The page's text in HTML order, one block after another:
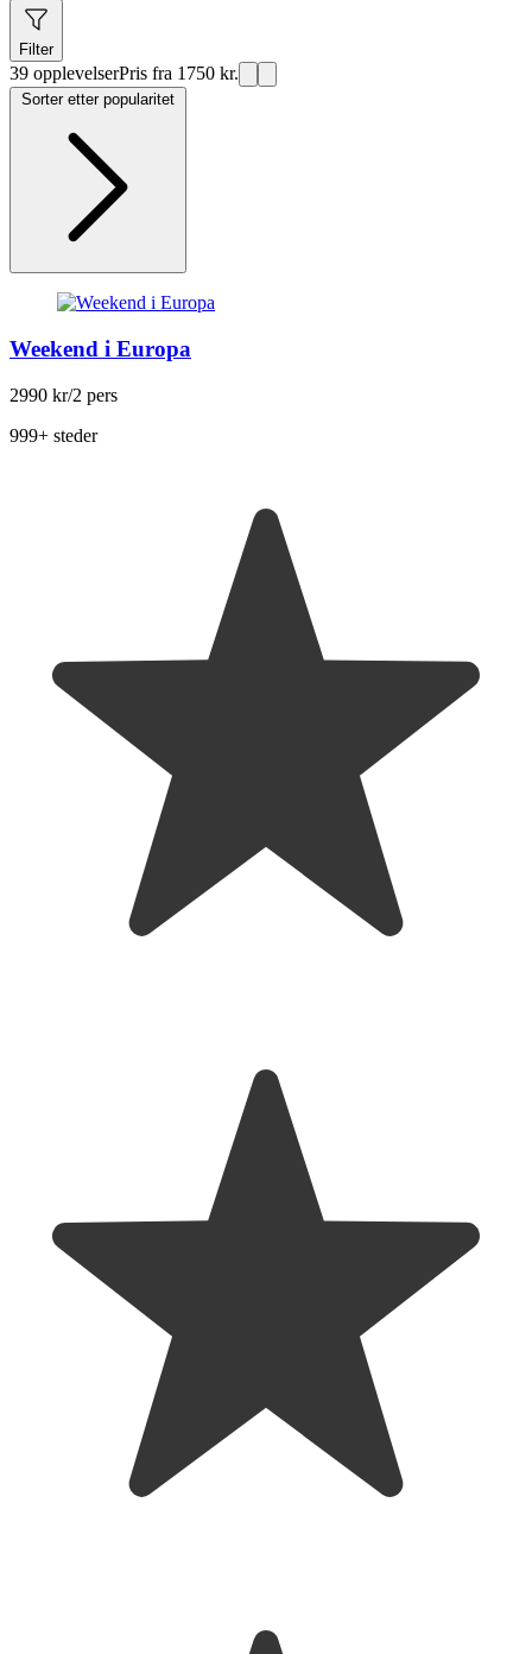
Filter
39 opplevelserPris fra 1750 kr.
Weekend i Europa
2990 kr/2 pers
999+ steder